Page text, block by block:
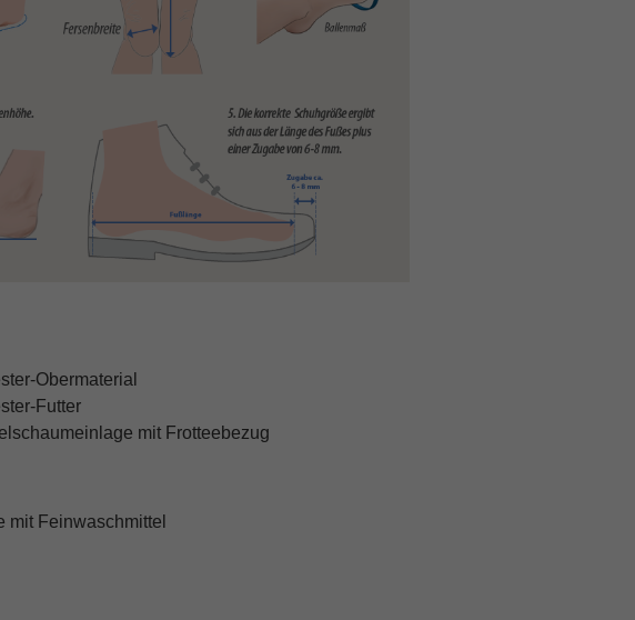
Obermaterial
Futter
mit Frotteebezug
mit Feinwaschmittel